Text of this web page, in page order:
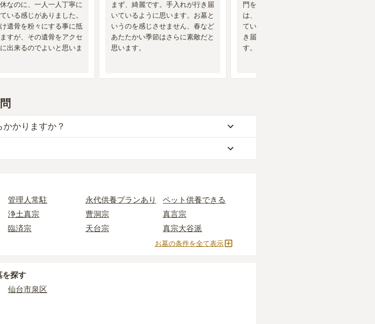
なのに、一人一人丁寧に
いる感じがありました。
遺骨を粉々にする事に抵
すが、その遺骨をアクセ
出来るのでよいと思いま
まず、綺麗です。手入れが行き届
いているように思います。お墓と
いうのを感じさせません、春など
あたたかい季節はさらに素敵だと
思います。
門をくぐってからの参道や庭園
は、季節の花や草木が手入れされ
ていて、本堂や納骨堂も清掃が行
き届いており、とても良かったで
す。
かりますか？
万円、樹木葬が約62万円、納骨堂が約54万円、永代供養墓が
。
石代がかからず、永代使用料のみかかります。
発生するケースがあります。
のご遺骨と一緒に埋葬する「合祀墓（ごうしぼ）」と呼ばれる
で管理の手間がかからないため、費用が安く設定されていま
管理人常駐 永代供養プランあり
ペット供養できる
浄土真宗 曹洞宗
真言宗
臨済宗 天台宗
真宗大谷派
永代供養墓
お墓の条件を全て表示
を探す
仙台市泉区